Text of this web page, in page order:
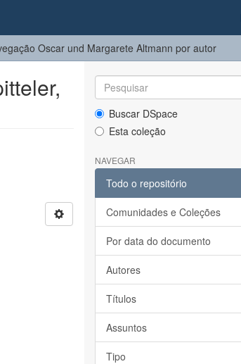
Oscar und Margarete Altmann por autor
Buscar DSpace
Esta coleção
NAVEGAR
Todo o repositório
Comunidades e Coleções
Por data do documento
Autores
Títulos
Assuntos
Tipo